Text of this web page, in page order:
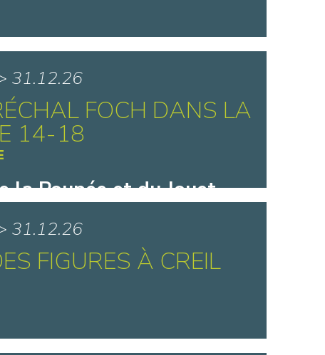
31.12.26
FOCH DANS LA
14-18
la Poupée et du Jouet
31.12.26
FIGURES À CREIL